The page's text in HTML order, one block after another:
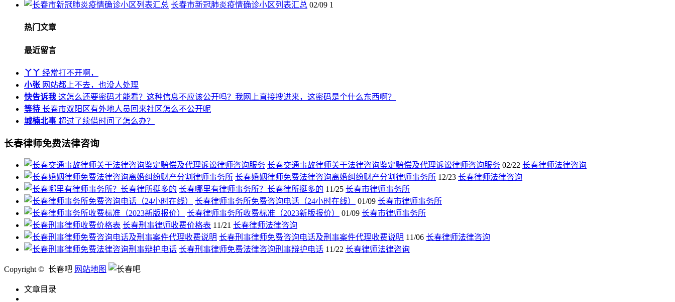
长春市新冠肺炎疫情确诊小区列表汇总 02/09 1
热门文章
最近留言
丫丫 经常打不开啊，
小张 网站都上不去，也没人处理
快告诉我 这怎么还要密码才能看？这种信息不应该公开吗？我网上直接搜进来，这密码是个什么东西啊？
等待 长春市双阳区有外地人员回来社区怎么不公开呢
城楠北事 超过了续借时间了怎么办？
长春律师免费法律咨询
长春交通事故律师关于法律咨询鉴定赔偿及代理诉讼律师咨询服务 02/22 长春律师法律咨询
长春婚姻律师免费法律咨询离婚纠纷财产分割律师事务所 12/23 长春律师法律咨询
长春哪里有律师事务所？长春律所挺多的 11/25 长春市律师事务所
长春律师事务所免费咨询电话（24小时在线）
01/09 长春市律师事务所
长春律师事务所收费标准（2023新版报价）
01/09 长春市律师事务所
长春刑事律师收费价格表 11/21 长春律师法律咨询
长春刑事律师免费咨询电话及刑事案件代理收费说明 11/06 长春律师法律咨询
长春刑事律师免费法律咨询刑事辩护电话 11/22 长春律师法律咨询
Copyright © 长春吧 网站地图
文章目录